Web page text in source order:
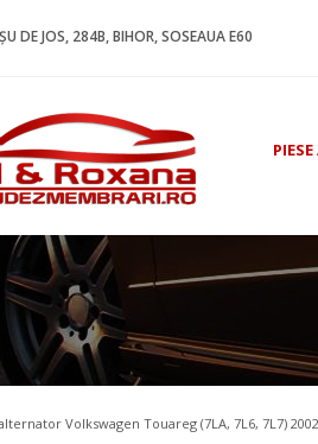
DE JOS, 284B, BIHOR, SOSEAUA E60
Volkswagen Touareg (7LA, 7L6, 7L7)